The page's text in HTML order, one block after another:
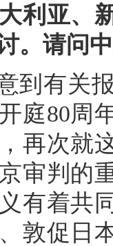
利亚、
。请问
到有关
庭80周
再次就
审判的
有着共
敦促日